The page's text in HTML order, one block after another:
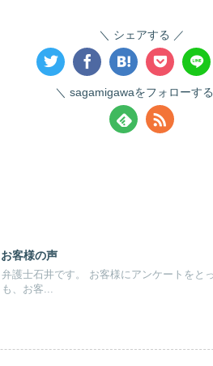
シェアする
sagamigawaをフォローする
お客様の声
弁護士石井です。 お客様にアンケートをとって参考にさせてもらうことが多いです。 今回
も、お客...